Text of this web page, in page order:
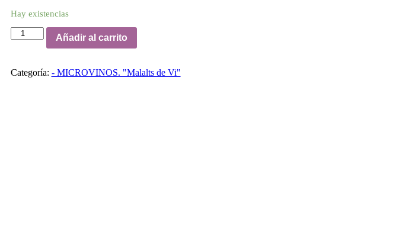
Hay existencias
RECANATI
"YASMIN"
cantidad
Añadir al carrito
Categoría: - MICROVINOS. "Malalts de Vi"